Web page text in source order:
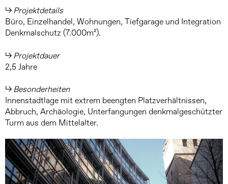
Projektdetails
Büro, Einzelhandel, Wohnungen, Tiefgarage und Integration
Denkmalschutz (7.000m²).
Projektdauer
2,5 Jahre
Besonderheiten
Innenstadtlage mit extrem beengten Platzverhältnissen,
Abbruch, Archäologie, Unterfangungen denkmalgeschützter
Turm aus dem Mittelalter.